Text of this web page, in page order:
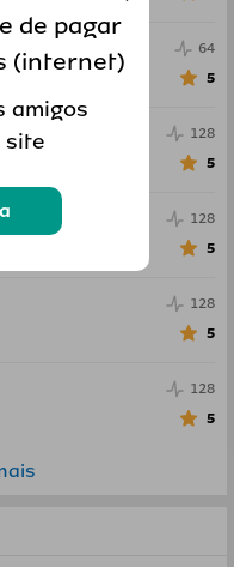
64
5
128
5
128
5
128
5
128
5
de pagar
(internet)
amigos
site